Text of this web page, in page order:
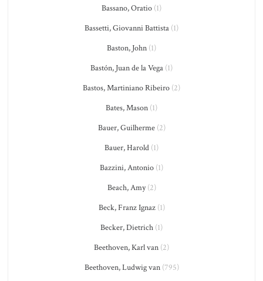
Bassano, Oratio (1)
Bassetti, Giovanni Battista (1)
Baston, John (1)
Bastón, Juan de la Vega (1)
Bastos, Martiniano Ribeiro (2)
Bates, Mason (1)
Bauer, Guilherme(2)
Bauer, Harold (1)
Bazzini, Antonio (1)
Beach, Amy(2)
Beck, Franz Ignaz(1)
Becker, Dietrich (1)
Beethoven, Karl van (2)
Beethoven, Ludwig van(795)